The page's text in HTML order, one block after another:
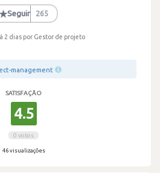
·
★Seguir 265
2 dias por Gestor de projeto
management
SATISFAÇÃO
4.5
0 votos
46 visualizações